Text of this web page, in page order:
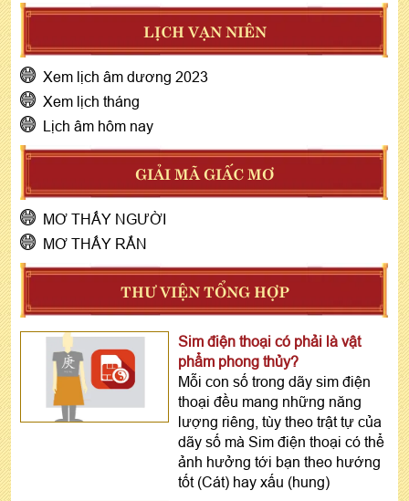
LỊCH VẠN NIÊN
Xem lịch âm dương 2023
Xem lịch tháng
Lịch âm hôm nay
GIẢI MÃ GIẤC MƠ
MƠ THẤY NGƯỜI
MƠ THẤY RẮN
THƯ VIỆN TỔNG HỢP
Sim điện thoại có phải là vật
phẩm phong thủy?
Mỗi con số trong dãy sim điện
thoại đều mang những năng
lượng riêng, tùy theo trật tự của
dãy số mà Sim điện thoại có thể
ảnh hưởng tới bạn theo hướng
tốt (Cát) hay xấu (hung)